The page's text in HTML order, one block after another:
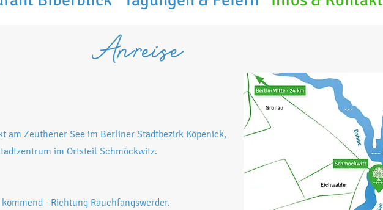
Anreise
am Zeuthener See im Berliner Stadtbezirk Köpenick,
im Ortsteil Schmöckwitz.
- Richtung Rauchfangswerder.